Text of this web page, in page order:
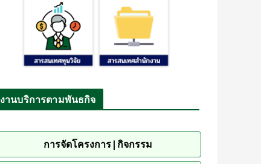
งานบริการตามพันธกิจ
การจัดโครงการ|กิจกรรม